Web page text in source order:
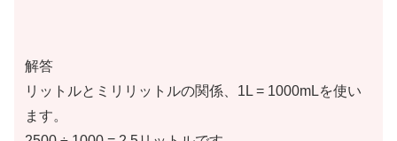
解答
リットルとミリリットルの関係、1L = 1000mLを使い
ます。